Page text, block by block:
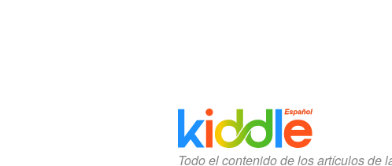
Todo el contenido de los artículos de